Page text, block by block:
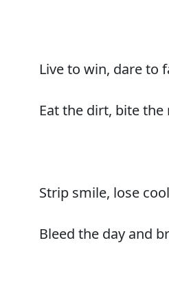
Live to win, dare to
Eat the dirt, bite the
Strip smile, lose cool
Bleed the day and